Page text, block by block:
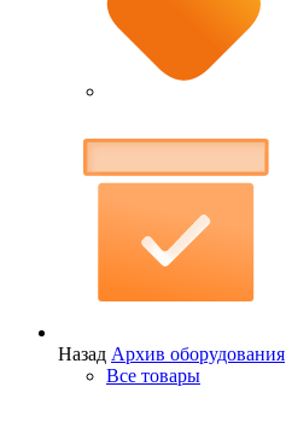
Назад Архив оборудования
Все товары